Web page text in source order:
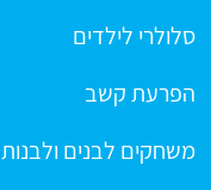
סלולרי לילדים
הפרעת קשב
משחקים לבנים ולבנות